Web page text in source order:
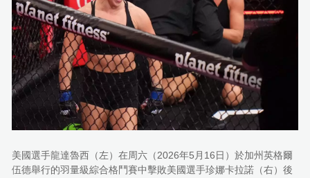
美國選手龍達魯西（左）在周六（2026年5月16日）於加州英格爾
伍德舉行的羽量級綜合格鬥賽中擊敗美國選手珍娜卡拉諾（右）後